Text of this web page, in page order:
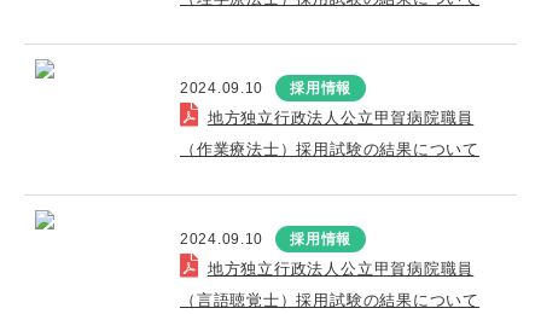
2024.09.10 採用情報
地方独立行政法人公立甲賀病院職員
（作業療法士）採用試験の結果について
2024.09.10 採用情報
地方独立行政法人公立甲賀病院職員
（言語聴覚士）採用試験の結果について